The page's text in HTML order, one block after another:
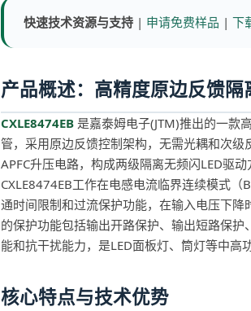
快速技术资源与支持 | 申请免费样品 | 下
产品概述：高精度原边反馈
CXLE8474EB 是嘉泰姆电子(JTM)推出的一款
管，采用原边反馈控制架构，无需光耦和次
APFC升压电路，构成两级隔离无频闪LED驱
CXLE8474EB工作在电感电流临界连续模式
通时间限制和过流保护功能，在输入电压下
的保护功能包括输出开路保护、输出短路保
能和抗干扰能力，是LED面板灯、筒灯等中高
核心特点与技术优势